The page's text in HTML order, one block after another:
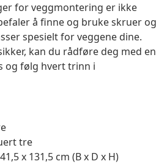
for veggmontering er ikke
å finne og bruke skruer og
spesielt for veggene dine.
kan du rådføre deg med en
og følg hvert trinn i
tre
x 131,5 cm (B x D x H)